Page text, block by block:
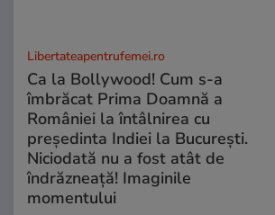
Libertateapentrufemei.ro
Ca la Bollywood! Cum s-a
îmbrăcat Prima Doamnă a
României la întâlnirea cu
președinta Indiei la București.
Niciodată nu a fost atât de
îndrăzneață! Imaginile
momentului